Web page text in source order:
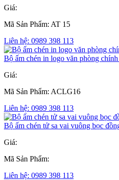
Giá:
Mã Sản Phẩm: AT 15
Liên hệ: 0989 398 113
Bộ ấm chén in logo văn phòng
Giá:
Mã Sản Phẩm: ACLG16
Liên hệ: 0989 398 113
Bộ ấm chén tử sa vai vuông bọc
Giá:
Mã Sản Phẩm:
Liên hệ: 0989 398 113